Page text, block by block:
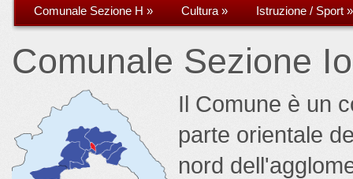
Comunale Sezione H » Cultura» Istruzione / Sport »
Comunale Sezione
Il Comune è un
parte orientale
nord